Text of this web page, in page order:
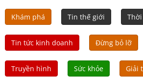
Khám phá Tin thế giới
Tin tức kinh doanh Đừng bỏ lỡ
Truyền hình Sức khỏe Giải